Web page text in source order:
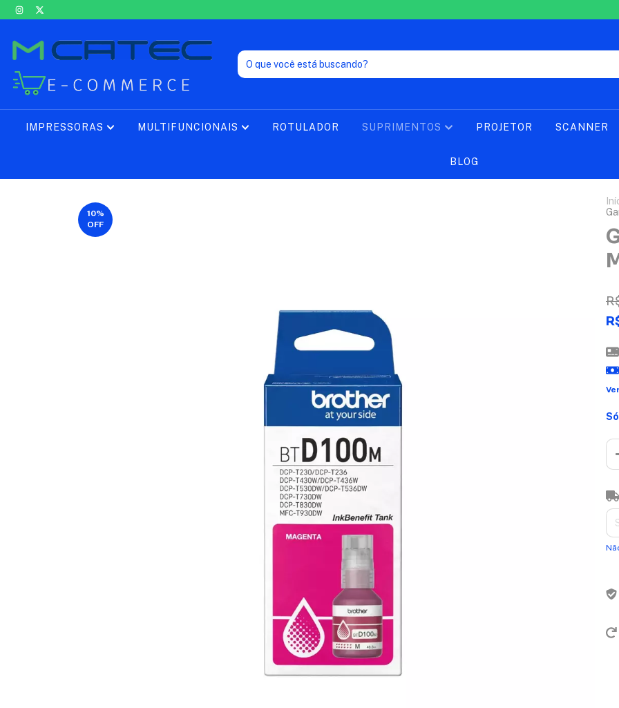
IMPRESSORAS MULTIFUNCIONAIS ROTULADOR SUPRIMENTOS PROJETOR SCANNER
BLOG
10%
OFF